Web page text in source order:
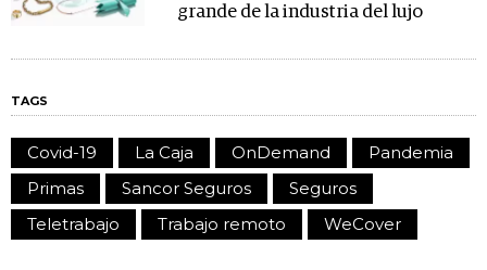
grande de la industria del lujo
TAGS
Covid-19 La Caja OnDemand
Pandemia
Primas
Sancor Seguros
Seguros
Teletrabajo
Trabajo remoto WeCover